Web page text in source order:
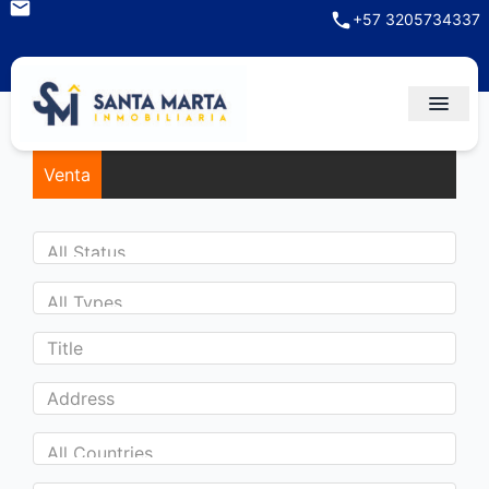
+57 3205734337
Venta